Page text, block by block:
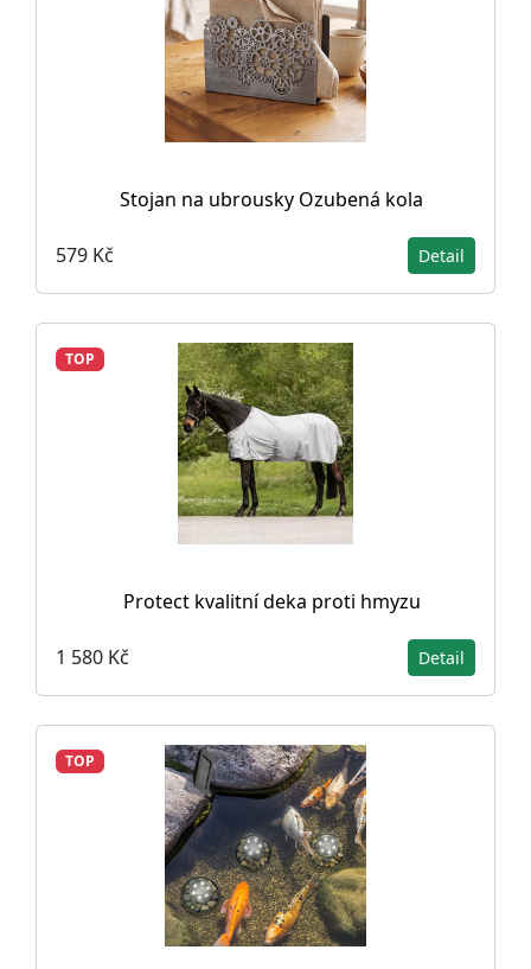
Stojan na ubrousky Ozubená kola
579 Kč Detail
TOP
Protect kvalitní deka proti hmyzu
1 580 Kč Detail
TOP